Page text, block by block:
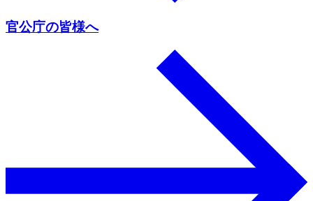
官公庁の皆様へ